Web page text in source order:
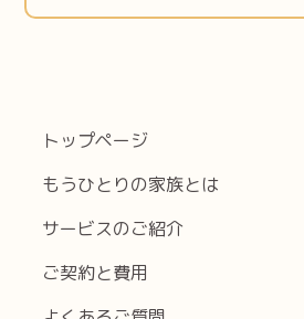
トップページ
もうひとりの家族とは
サービスのご紹介
ご契約と費用